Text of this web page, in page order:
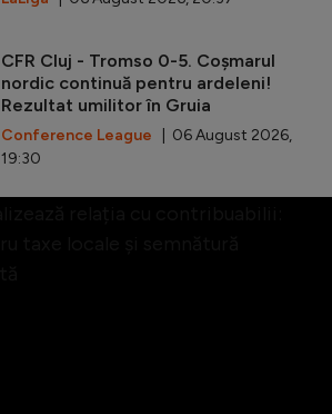
CFR Cluj - Tromso 0-5. Coșmarul
nordic continuă pentru ardeleni!
Rezultat umilitor în Gruia
Conference League | 06 August 2026,
19:30